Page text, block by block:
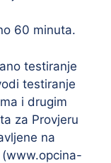
60 minuta.
testiranje
testiranje
i drugim
za Provjeru
na